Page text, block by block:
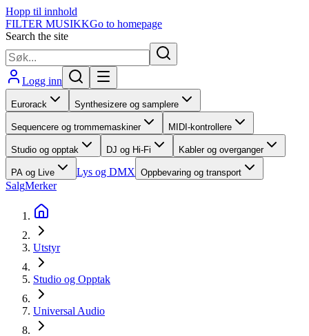
Hopp til innhold
FILTER MUSIKKGo to homepage
Search the site
Logg inn
Eurorack Synthesizere og samplere
Sequencere og trommemaskiner MIDI-kontrollere
Studio og opptak DJ og Hi-Fi Kabler og overganger
PA og Live Lys og DMX Oppbevaring og transport
SalgMerker
Utstyr
Studio og Opptak
Universal Audio